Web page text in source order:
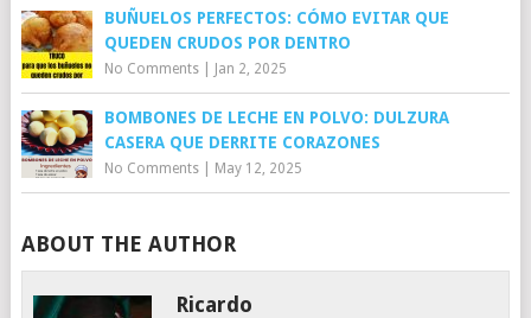
BUÑUELOS PERFECTOS: CÓMO EVITAR QUE
QUEDEN CRUDOS POR DENTRO
No Comments| Jan 2, 2025
BOMBONES DE LECHE EN POLVO: DULZURA
CASERA QUE DERRITE CORAZONES
No Comments| May 12, 2025
ABOUT THE AUTHOR
Ricardo